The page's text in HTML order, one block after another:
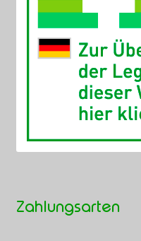
Zahlungsarten